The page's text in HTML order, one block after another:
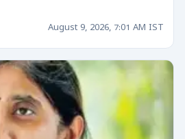
August 9, 2026, 7:01 AM IST